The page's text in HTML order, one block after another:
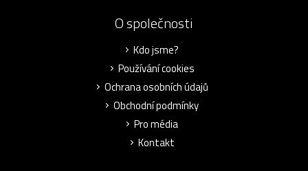
O společnosti
Kdo jsme?
Používání cookies
Ochrana osobních údajů
Obchodní podmínky
Pro média
Kontakt